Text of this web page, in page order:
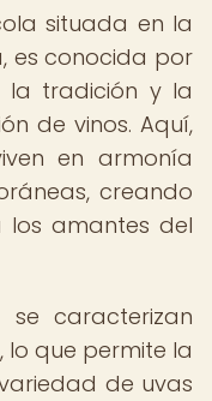
situada en la
es conocida por
la tradición y la
de vinos. Aquí,
en armonía
creando
los amantes del
se caracterizan
lo que permite la
de uvas